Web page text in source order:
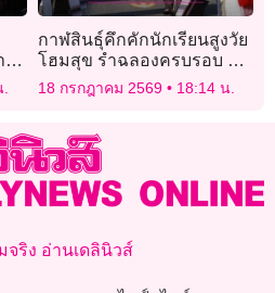
ด
กาฬสินธุ์คึกคักนักเรียนสูงวัย
โฮมสุข รำฉลองครบรอบ 12
ปีถนนสายบุญสหัสขันธ์ไดโน
18 กรกฎาคม 2569 18:14 น.
จริง อ่านเดลินิวส์